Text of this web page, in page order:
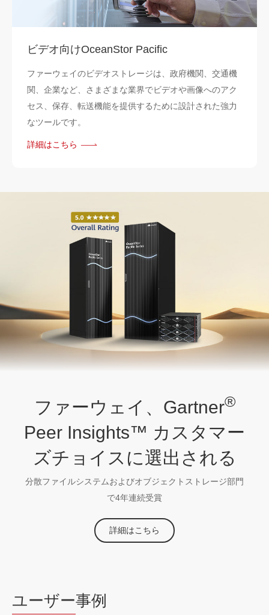
ビデオ向けOceanStor Pacific
ファーウェイのビデオストレージは、政府機関、交通機
関、企業など、さまざまな業界でビデオや画像へのアク
セス、保存、転送機能を提供するために設計された強力
なツールです。
詳細はこちら
ファーウェイ、Gartner®
Peer Insights™ カスタマー
ズチョイスに選出される
分散ファイルシステムおよびオブジェクトストレージ部門
で4年連続受賞
詳細はこちら
ユーザー事例